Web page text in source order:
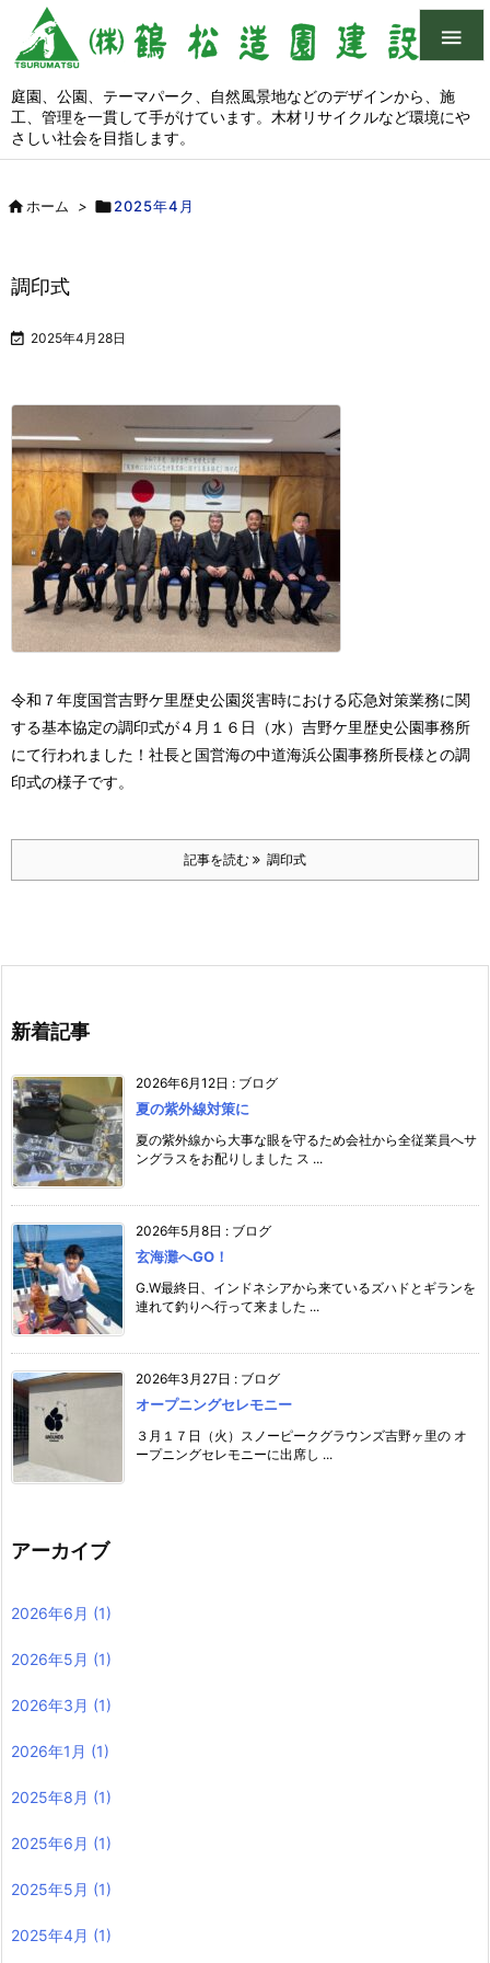

庭園、公園、テーマパーク、自然風景地などのデザインから、施
工、管理を一貫して手がけています。木材リサイクルなど環境にや
さしい社会を目指します。
ホーム > 2025年4月
調印式
 2025年4月28日
令和７年度国営吉野ケ里歴史公園災害時における応急対策業務に関
する基本協定の調印式が４月１６日（水）吉野ケ里歴史公園事務所
にて行われました！ 社長と国営海の中道海浜公園事務所長様との調
印式の様子です。
記事を読む 調印式
新着記事
2026年6月12日 : ブログ
夏の紫外線対策に
夏の紫外線から大事な眼を守るため会社から全従業員へサ
ングラスをお配りしました ス ...
2026年5月8日 : ブログ
玄海灘へGO！
G.W最終日、インドネシアから来ているズハドとギランを
連れて釣りへ行って来ました ...
2026年3月27日 : ブログ
オープニングセレモニー
３月１７日（火）スノーピークグラウンズ吉野ヶ里の オ
ープニングセレモニーに出席し ...
アーカイブ
2026年6月 (1)
2026年5月 (1)
2026年3月 (1)
2026年1月 (1)
2025年8月 (1)
2025年6月 (1)
2025年5月 (1)
2025年4月 (1)